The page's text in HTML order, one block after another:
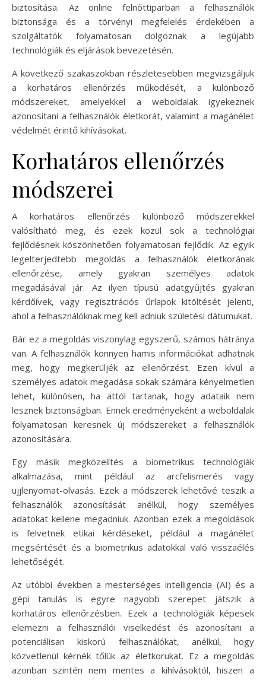
biztosítása. Az online felnőttiparban a felhasználók
biztonsága és a törvényi megfelelés érdekében a
szolgáltatók folyamatosan dolgoznak a legújabb
technológiák és eljárások bevezetésén.
A következő szakaszokban részletesebben megvizsgáljuk
a korhatáros ellenőrzés működését, a különböző
módszereket, amelyekkel a weboldalak igyekeznek
azonosítani a felhasználók életkorát, valamint a magánélet
védelmét érintő kihívásokat.
Korhatáros ellenőrzés
módszerei
A korhatáros ellenőrzés különböző módszerekkel
valósítható meg, és ezek közül sok a technológiai
fejlődésnek köszönhetően folyamatosan fejlődik. Az egyik
legelterjedtebb megoldás a felhasználók életkorának
ellenőrzése, amely gyakran személyes adatok
megadásával jár. Az ilyen típusú adatgyűjtés gyakran
kérdőívek, vagy regisztrációs űrlapok kitöltését jelenti,
ahol a felhasználóknak meg kell adniuk születési dátumukat.
Bár ez a megoldás viszonylag egyszerű, számos hátránya
van. A felhasználók könnyen hamis információkat adhatnak
meg, hogy megkerüljék az ellenőrzést. Ezen kívül a
személyes adatok megadása sokak számára kényelmetlen
lehet, különösen, ha attól tartanak, hogy adataik nem
lesznek biztonságban. Ennek eredményeként a weboldalak
folyamatosan keresnek új módszereket a felhasználók
azonosítására.
Egy másik megközelítés a biometrikus technológiák
alkalmazása, mint például az arcfelismerés vagy
ujjlenyomat-olvasás. Ezek a módszerek lehetővé teszik a
felhasználók azonosítását anélkül, hogy személyes
adatokat kellene megadniuk. Azonban ezek a megoldások
is felvetnek etikai kérdéseket, például a magánélet
megsértését és a biometrikus adatokkal való visszaélés
lehetőségét.
Az utóbbi években a mesterséges intelligencia (AI) és a
gépi tanulás is egyre nagyobb szerepet játszik a
korhatáros ellenőrzésben. Ezek a technológiák képesek
elemezni a felhasználói viselkedést és azonosítani a
potenciálisan kiskorú felhasználókat, anélkül, hogy
közvetlenül kérnék tőlük az életkorukat. Ez a megoldás
azonban szintén nem mentes a kihívásoktól, hiszen a